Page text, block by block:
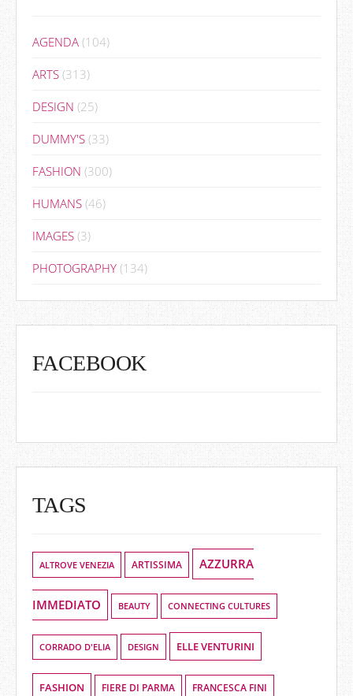
AGENDA (104)
ARTS (313)
DESIGN (25)
DUMMY'S (33)
FASHION (300)
HUMANS (46)
IMAGES (3)
PHOTOGRAPHY (134)
FACEBOOK
TAGS
ALTROVE VENEZIA ARTISSIMA AZZURRA
IMMEDIATO BEAUTY CONNECTING CULTURES
CORRADO D'ELIA DESIGN ELLE VENTURINI
FASHION FIERE DI PARMA FRANCESCA FINI